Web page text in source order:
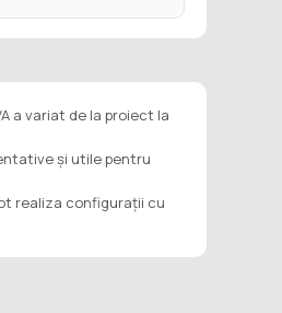
a variat de la proiect la
și utile pentru
realiza configurații cu